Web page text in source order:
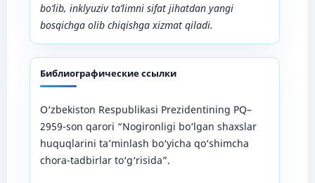
bo‘lib, inklyuziv ta’limni sifat jihatdan yangi
bosqichga olib chiqishga xizmat qiladi.
Библиографические ссылки
O‘zbekiston Respublikasi Prezidentining PQ–
2959-son qarori “Nogironligi bo‘lgan shaxslar
huquqlarini ta’minlash bo‘yicha qo‘shimcha
chora-tadbirlar to‘g‘risida”.